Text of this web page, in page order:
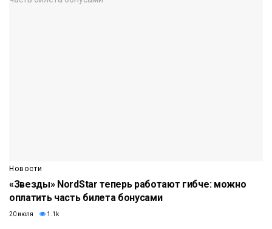
Новости
«Звезды» NordStar теперь работают гибче: можно
оплатить часть билета бонусами
20 июля 1.1k